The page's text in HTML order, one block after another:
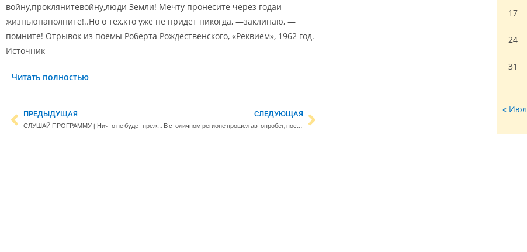
войну,проклянитевойну,люди Земли! Мечту пронесите через годаи
жизньюнаполните!..Но о тех,кто уже не придет никогда, —заклинаю, —
помните! Отрывок из поемы Роберта Рождественского, «Реквием», 1962 год.
Источник
Читать полностью
ПРЕДЫДУЩАЯ
СЛУШАЙ ПРОГРАММУ | Ничто не будет прежним: Европа отказывается от ископаемого топлива
СЛЕДУЮЩАЯ
В столичном регионе прошел автопробег, посвященный Дню Победы
17
24
31
« Июл